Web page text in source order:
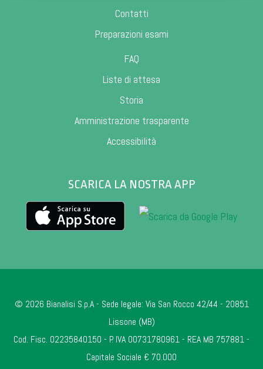
Contatti
Preparazioni esami
FAQ
Liste di attesa
Storia
Amministrazione trasparente
Accessibilità
SCARICA LA NOSTRA APP
© 2026 Bianalisi S.p.A - Sede legale: Via San Rocco 42/44 - 20851
Lissone (MB)
Cod. Fisc. 02235840150 - P. IVA 00731780961 - REA MB 757881 -
Capitale Sociale € 70.000